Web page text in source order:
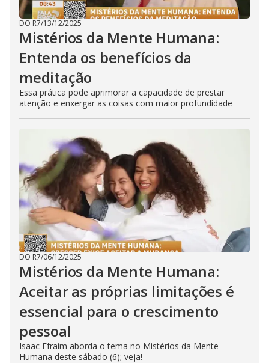
DO R7/13/12/2025
Mistérios da Mente Humana:
Entenda os benefícios da
meditação
Essa prática pode aprimorar a capacidade de prestar
atenção e enxergar as coisas com maior profundidade
DO R7/06/12/2025
Mistérios da Mente Humana:
Aceitar as próprias limitações é
essencial para o crescimento
pessoal
Isaac Efraim aborda o tema no Mistérios da Mente
Humana deste sábado (6); veja!